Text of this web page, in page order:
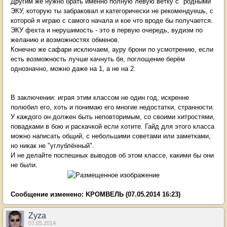
ЭКУ, которую ты забраковал и категорически не рекомендуешь, с
которой я играю с самого начала и кое что вроде бы получается.
ЭКУ фехта и нерушимость - это в первую очередь, вудизм по
желанию и возможностях обменов.
Конечно же сафари исключаем, ауру брони по усмотрению, если
есть возможность лучше качнуть бя, поглощение берём
однозначно, можно даже на 1, а не на 2.
В заключении: играя этим классом не один год, искренне
полюбил его, хоть и понимаю его многие недостатки, странности.
У каждого он должен быть неповторимым, со своими хитростями,
повадками в бою и раскачкой если хотите. Гайд для этого класса
можно написать общий, с небольшими советами или заметками,
но никак не "углублённый".
И не делайте поспешных выводов об этом классе, какими бы они
не были.
Сообщение изменено: KРОМВЕЛЬ (07.05.2014 16:23)
Zyza
07.05.2014